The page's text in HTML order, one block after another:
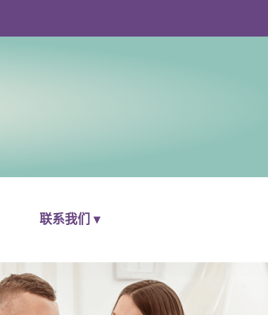
联系我们 ▾